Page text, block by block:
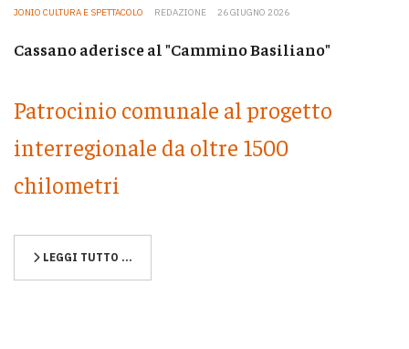
JONIO CULTURA E SPETTACOLO REDAZIONE 26 GIUGNO 2026
Cassano aderisce al "Cammino Basiliano"
Patrocinio comunale al progetto
interregionale da oltre 1500
chilometri
LEGGI TUTTO …